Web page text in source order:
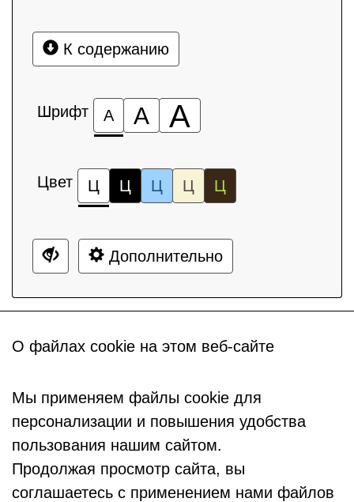
К содержанию
Шрифт А А А
Цвет Ц Ц Ц Ц Ц
Дополнительно
О файлах cookie на этом веб-сайте
Мы применяем файлы cookie для
персонализации и повышения удобства
пользования нашим сайтом.
Продолжая просмотр сайта, вы
соглашаетесь с применением нами файлов